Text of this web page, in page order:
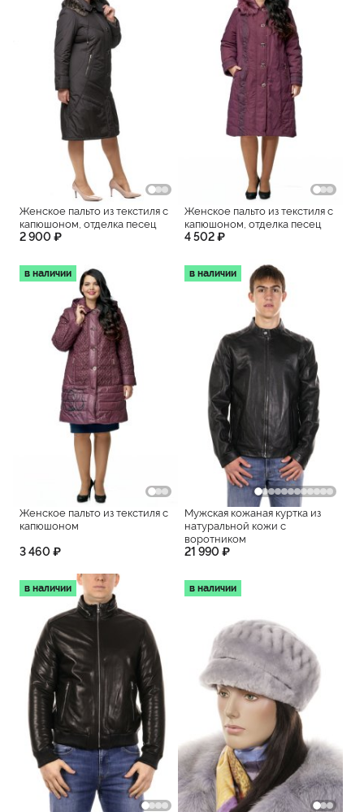
Женское пальто из текстиля с
капюшоном, отделка песец
2 900 ₽
Женское пальто из текстиля с
капюшоном, отделка песец
4 502 ₽
в наличии
Женское пальто из текстиля с
капюшоном
3 460 ₽
в наличии
Мужская кожаная куртка из
натуральной кожи с
воротником
21 990 ₽
в наличии в наличии